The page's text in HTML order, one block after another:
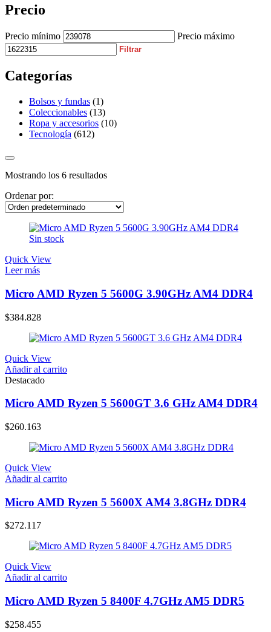
Precio
Precio mínimo Precio máximo
Filtrar
Categorías
Bolsos y fundas (1)
Coleccionables (13)
Ropa y accesorios (10)
Tecnología (612)
Mostrando los 6 resultados
Ordenar por:
Sin stock
Quick View
Leer más
Micro AMD Ryzen 5 5600G 3.90GHz AM4 DDR4
$384.828
Quick View
Añadir al carrito
Destacado
Micro AMD Ryzen 5 5600GT 3.6 GHz AM4 DDR4
$260.163
Quick View
Añadir al carrito
Micro AMD Ryzen 5 5600X AM4 3.8GHz DDR4
$272.117
Quick View
Añadir al carrito
Micro AMD Ryzen 5 8400F 4.7GHz AM5 DDR5
$258.455